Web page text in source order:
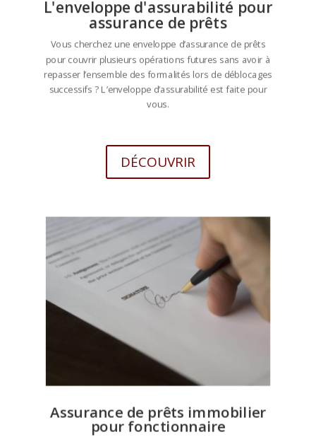
L'enveloppe d'assurabilité pour
assurance de prêts
Vous cherchez une enveloppe d’assurance de prêts
pour couvrir plusieurs opérations futures sans avoir à
repasser l’ensemble des formalités lors de déblocages
successifs ? L’enveloppe d’assurabilité est faite pour
vous.
DÉCOUVRIR
Assurance de prêts immobilier
pour fonctionnaire